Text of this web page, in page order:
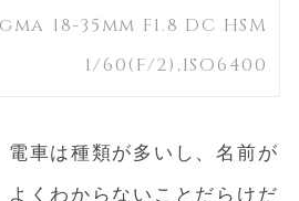
18-35mm F1.8 DC HSM
1/60(F/2),ISO6400
電車は種類が多いし、名前が
よくわからないことだらけだ